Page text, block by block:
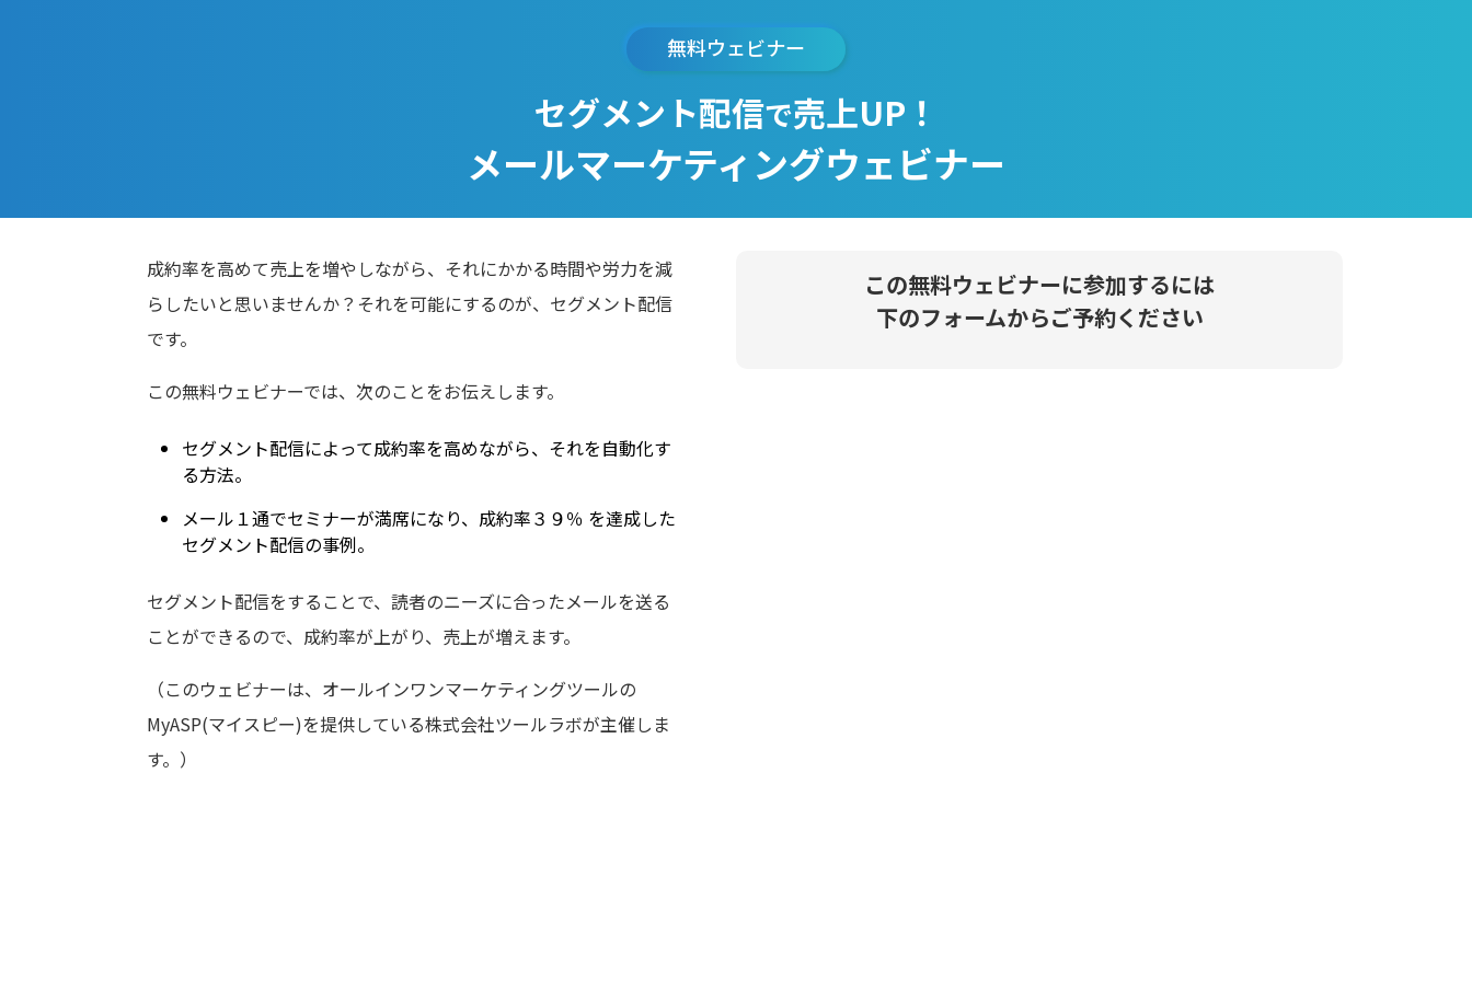
無料ウェビナー
セグメント配信で売上UP！
メールマーケティングウェビナー
成約率を高めて売上を増やしながら、それにかかる時間や労力を減
らしたいと思いませんか？それを可能にするのが、セグメント配信
です。
この無料ウェビナーでは、次のことをお伝えします。
セグメント配信によって成約率を高めながら、それを自動化す
る方法。
メール１通でセミナーが満席になり、成約率３９％ を達成した
セグメント配信の事例。
セグメント配信をすることで、読者のニーズに合ったメールを送る
ことができるので、成約率が上がり、売上が増えます。
（このウェビナーは、オールインワンマーケティングツールの
MyASP(マイスピー)を提供している株式会社ツールラボが主催しま
す。）
この無料ウェビナーに参加するには
下のフォームからご予約ください